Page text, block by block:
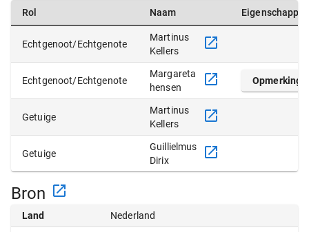
Rol Naam
Echtgenoot/Echtgenote
Martinus
Kellers
Echtgenoot/Echtgenote
Margareta
hensen
Opmerking
Getuige
Martinus
Kellers
Getuige
Guillielmus
Dirix
Bron
Land Nederland